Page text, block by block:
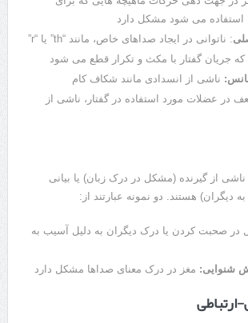
می شود مشکل دارد
: ناتوانی در ایجاد صداهای خاص، مانند “th” یا “r”
که جریان گفتار با مکث و تکرار قطع می شود
ناشی از انسدادی مانند شکاف کام
در عضلات مورد استفاده در گفتار، ناشی از
ناشی از گیرنده (مشکل در درک زبان) یا بیانی
دیگران) هستند. دو نمونه عبارتند از:
در صحبت کردن یا درک دیگران به دلیل آسیب به
شنوایی: مغز در درک معنای صداها مشکل دارد
ارتباطی